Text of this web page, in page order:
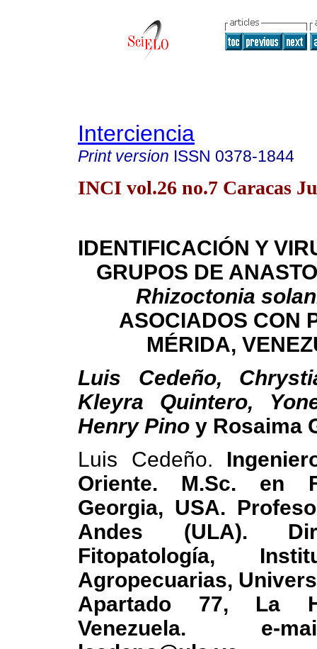
Interciencia
Print version ISSN 0378-1844
INCI vol.26 no.7 Caracas
IDENTIFICACIÓN Y
GRUPOS DE
Rhizoctonia
ASOCIADOS CON
MÉRIDA,
Luis Cedeño,
Kleyra Quintero,
Henry Pino y Rosaima
Luis Cedeño.
Oriente. M.Sc. en
Georgia, USA.
Andes (ULA).
Fitopatología,
Agropecuarias,
Apartado 77, La
Venezuela. e-